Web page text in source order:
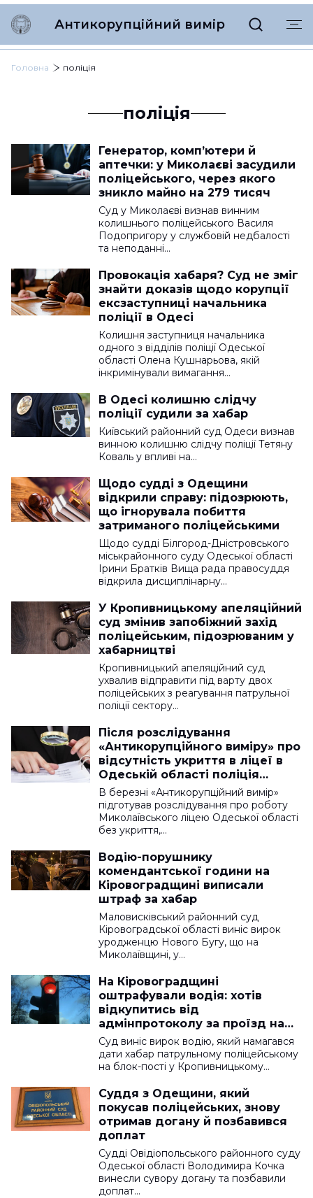
Антикорупційний вимір
Головна поліція
поліція
Генератор, комп’ютери й
аптечки: у Миколаєві засудили
поліцейського, через якого
зникло майно на 279 тисяч
Суд у Миколаєві визнав винним
колишнього поліцейського Василя
Подопригору у службовій недбалості
та неподанні…
Провокація хабаря? Суд не зміг
знайти доказів щодо корупції
ексзаступниці начальника
поліції в Одесі
Колишня заступниця начальника
одного з відділів поліції Одеської
області Олена Кушнарьова, якій
інкримінували вимагання…
В Одесі колишню слідчу
поліції судили за хабар
Київський районний суд Одеси визнав
винною колишню слідчу поліції Тетяну
Коваль у впливі на…
Щодо судді з Одещини
відкрили справу: підозрюють,
що ігнорувала побиття
затриманого поліцейськими
Щодо судді Білгород-Дністровського
міськрайонного суду Одеської області
Ірини Братків Вища рада правосуддя
відкрила дисциплінарну…
У Кропивницькому апеляційний
суд змінив запобіжний захід
поліцейським, підозрюваним у
хабарництві
Кропивницький апеляційний суд
ухвалив відправити під варту двох
поліцейських з реагування патрульної
поліції сектору…
Після розслідування
«Антикорупційного виміру» про
відсутність укриття в ліцеї в
Одеській області поліція
відкрила справу
В березні «Антикорупційний вимір»
підготував розслідування про роботу
Миколаївського ліцею Одеської області
без укриття,…
Водію-порушнику
комендантської години на
Кіровоградщині виписали
штраф за хабар
Маловисківський районний суд
Кіровоградської області виніс вирок
уродженцю Нового Бугу, що на
Миколаївщині, у…
На Кіровоградщині
оштрафували водія: хотів
відкупитись від
адмінпротоколу за проїзд на
червоне світло
Суд виніс вирок водію, який намагався
дати хабар патрульному поліцейському
на блок-пості у Кропивницькому…
Суддя з Одещини, який
покусав поліцейських, знову
отримав догану й позбавився
доплат
Судді Овідіопольського районного суду
Одеської області Володимира Кочка
винесли сувору догану та позбавили
доплат…